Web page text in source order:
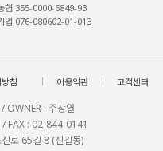
협 355-0000-6849-93
업 076-080602-01-013
침 이용약관 고객센터
OWNER : 주상열
FAX : 02-844-0141
로 65길 8 (신길동)